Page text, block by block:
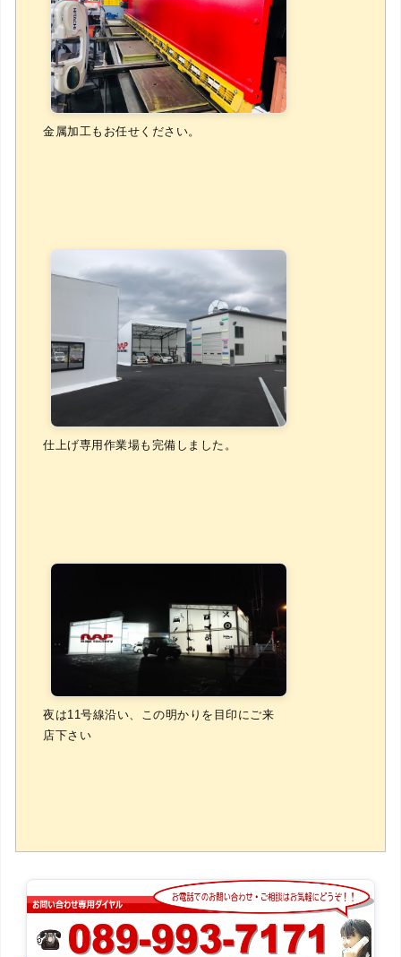
金属加工もお任せください。
仕上げ専用作業場も完備しました。
夜は11号線沿い、この明かりを目印にご来
店下さい